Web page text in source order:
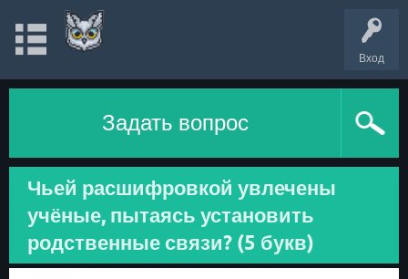
Вход
Задать вопрос
Чьей расшифровкой увлечены
учёные, пытаясь установить
родственные связи? (5 букв)